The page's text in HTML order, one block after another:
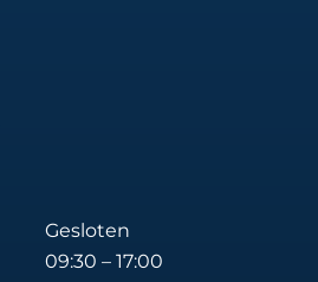
Gesloten
09:30 – 17:00